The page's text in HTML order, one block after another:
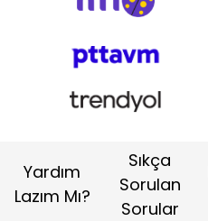
Yardım
Lazım Mı?
Sıkça
Sorulan
Sorular